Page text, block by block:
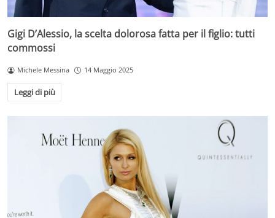
Gigi D’Alessio, la scelta dolorosa fatta per il figlio: tutti
commossi
Michele Messina 14 Maggio 2025
Leggi di più